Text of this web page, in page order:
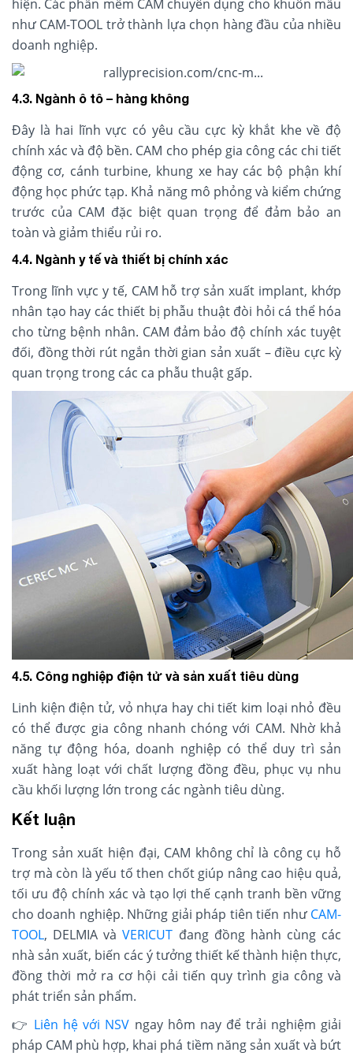
hiện. Các phần mềm CAM chuyên dụng cho khuôn mẫu
như CAM-TOOL trở thành lựa chọn hàng đầu của nhiều
doanh nghiệp.
4.3. Ngành ô tô – hàng không
Đây là hai lĩnh vực có yêu cầu cực kỳ khắt khe về độ
chính xác và độ bền. CAM cho phép gia công các chi tiết
động cơ, cánh turbine, khung xe hay các bộ phận khí
động học phức tạp. Khả năng mô phỏng và kiểm chứng
trước của CAM đặc biệt quan trọng để đảm bảo an
toàn và giảm thiểu rủi ro.
4.4. Ngành y tế và thiết bị chính xác
Trong lĩnh vực y tế, CAM hỗ trợ sản xuất implant, khớp
nhân tạo hay các thiết bị phẫu thuật đòi hỏi cá thể hóa
cho từng bệnh nhân. CAM đảm bảo độ chính xác tuyệt
đối, đồng thời rút ngắn thời gian sản xuất – điều cực kỳ
quan trọng trong các ca phẫu thuật gấp.
4.5. Công nghiệp điện tử và sản xuất tiêu dùng
Linh kiện điện tử, vỏ nhựa hay chi tiết kim loại nhỏ đều
có thể được gia công nhanh chóng với CAM. Nhờ khả
năng tự động hóa, doanh nghiệp có thể duy trì sản
xuất hàng loạt với chất lượng đồng đều, phục vụ nhu
cầu khối lượng lớn trong các ngành tiêu dùng.
Kết luận
Trong sản xuất hiện đại, CAM không chỉ là công cụ hỗ
trợ mà còn là yếu tố then chốt giúp nâng cao hiệu quả,
tối ưu độ chính xác và tạo lợi thế cạnh tranh bền vững
cho doanh nghiệp. Những giải pháp tiên tiến như CAM-
TOOL, DELMIA vàVERICUT đang đồng hành cùng các
nhà sản xuất, biến các ý tưởng thiết kế thành hiện thực,
đồng thời mở ra cơ hội cải tiến quy trình gia công và
phát triển sản phẩm.
👉 Liên hệ với NSV ngay hôm nay để trải nghiệm giải
pháp CAM phù hợp, khai phá tiềm năng sản xuất và bứt